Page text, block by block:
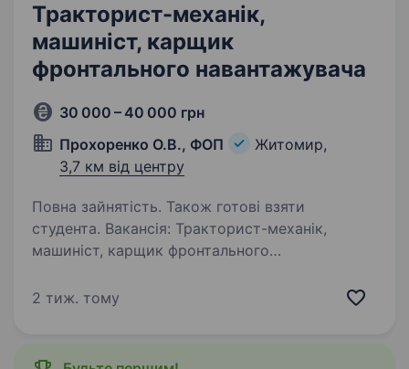
Тракторист-механік,
машиніст, карщик
фронтального навантажувача
30 000 – 40 000 грн
Прохоренко О.В., ФОП
Житомир,
3,7 км від центру
Повна зайнятість. Також готові взяти
студента. Вакансія: Тракторист-механік,
машиніст, карщик фронтального
Компанія «Прохоренко О., ФОП» шукає
2 тиж. тому